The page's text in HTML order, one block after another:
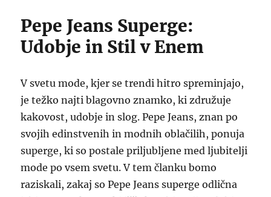
Pepe Jeans Superge:
Udobje in Stil v Enem
V svetu mode, kjer se trendi hitro spreminjajo,
je težko najti blagovno znamko, ki združuje
kakovost, udobje in slog. Pepe Jeans, znan po
svojih edinstvenih in modnih oblačilih, ponuja
superge, ki so postale priljubljene med ljubitelji
mode po vsem svetu. V tem članku bomo
raziskali, zakaj so Pepe Jeans superge odlična